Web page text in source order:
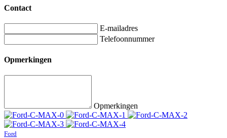
Contact
E-mailadres
Telefoonnummer
Opmerkingen
Opmerkingen
Ford